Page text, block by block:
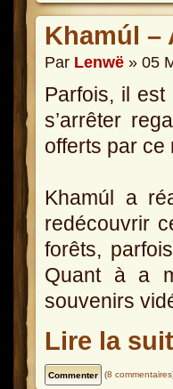
Khamúl –
Par Lenwë » 05
Parfois, il
s’arrêter
offerts par ce
Khamúl a
redécouvrir
forêts,
Quant à a
souvenirs
Lire la
(8 commentaires